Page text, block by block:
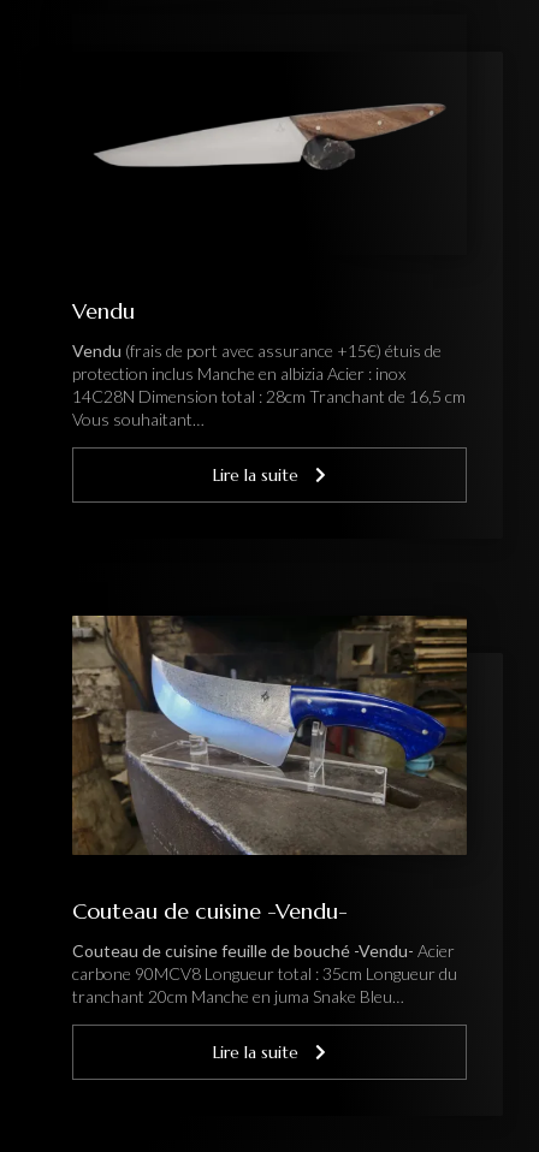
Vendu
Vendu (frais de port avec assurance +15€) étuis de
protection inclus Manche en albizia Acier : inox
14C28N Dimension total : 28cm Tranchant de 16,5 cm
Vous souhaitant…
Lire la suite
Couteau de cuisine -Vendu-
Couteau de cuisinefeuille de bouché -Vendu- Acier
carbone 90MCV8 Longueur total : 35cm Longueur du
tranchant 20cm Manche en juma Snake Bleu…
Lire la suite